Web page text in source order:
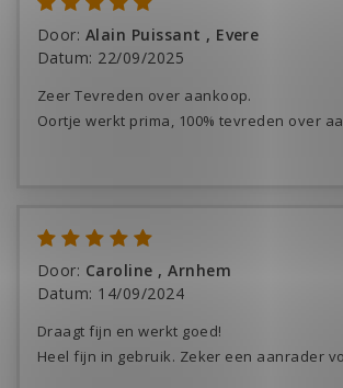
Door: Alain Puissant , Evere
Datum: 22/09/2025
Zeer Tevreden over aankoop.
Oortje werkt prima, 100% tevreden over
Door: Caroline , Arnhem
Datum: 14/09/2024
Draagt fijn en werkt goed!
Heel fijn in gebruik. Zeker een aanrader